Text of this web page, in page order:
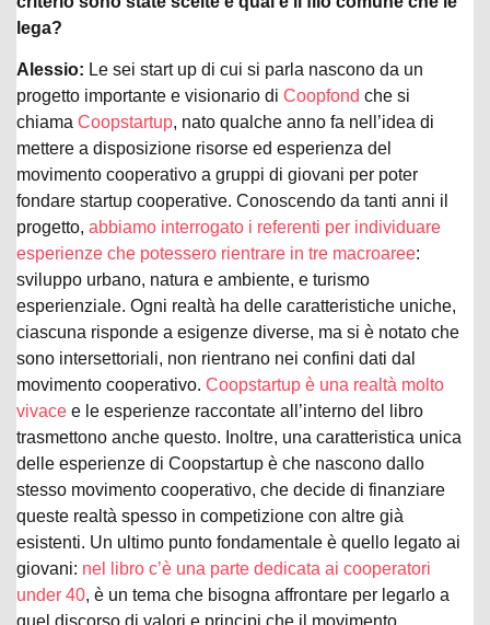
lega?
Alessio: Le sei start up di cui si parla nascono da un
progetto importante e visionario di Coopfond che si
chiama Coopstartup, nato qualche anno fa nell’idea di
mettere a disposizione risorse ed esperienza del
movimento cooperativo a gruppi di giovani per poter
fondare startup cooperative. Conoscendo da tanti anni il
progetto, abbiamo interrogato i referenti per individuare
esperienze che potessero rientrare in tre macroaree:
sviluppo urbano, natura e ambiente, e turismo
esperienziale. Ogni realtà ha delle caratteristiche uniche,
ciascuna risponde a esigenze diverse, ma si è notato che
sono intersettoriali, non rientrano nei confini dati dal
movimento cooperativo. Coopstartup è una realtà molto
vivace e le esperienze raccontate all’interno del libro
trasmettono anche questo. Inoltre, una caratteristica unica
delle esperienze di Coopstartup è che nascono dallo
stesso movimento cooperativo, che decide di finanziare
queste realtà spesso in competizione con altre già
esistenti. Un ultimo punto fondamentale è quello legato ai
giovani: nel libro c’è una parte dedicata ai cooperatori
under 40, è un tema che bisogna affrontare per legarlo a
quel discorso di valori e principi che il movimento